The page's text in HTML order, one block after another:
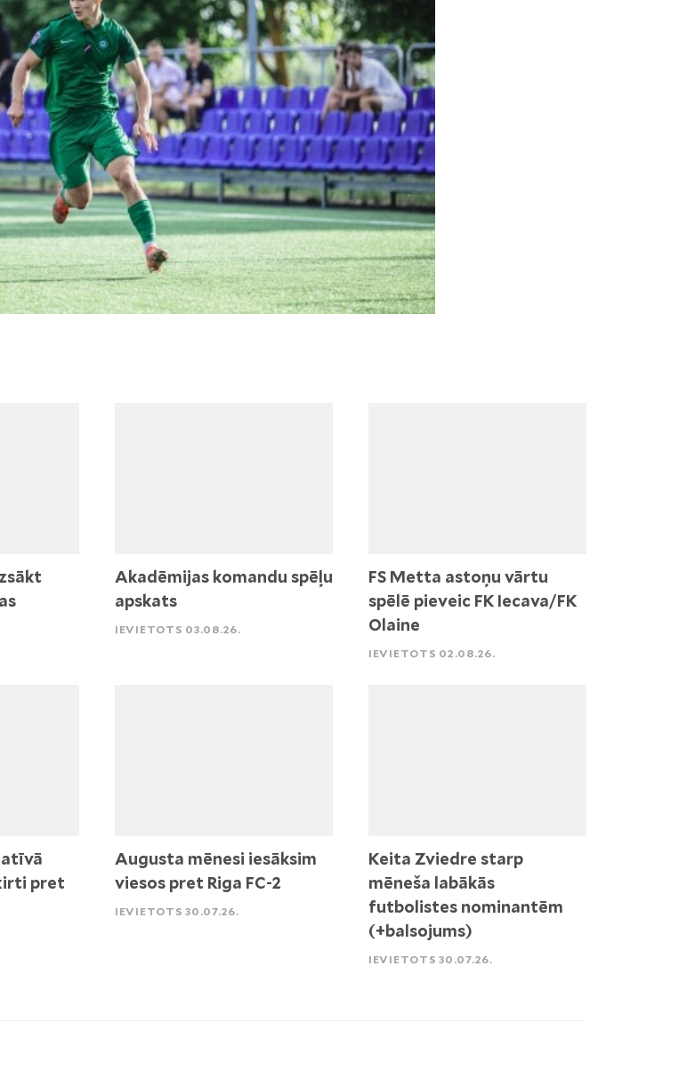
Akadēmijas komandu spēļu
apskats
IEVIETOTS 03.08.26.
FS Metta astoņu vārtu
spēlē pieveic FK Iecava/FK
Olaine
IEVIETOTS 02.08.26.
pret
Augusta mēnesi iesāksim
viesos pret Riga FC-2
IEVIETOTS 30.07.26.
Keita Zviedre starp
mēneša labākās
futbolistes nominantēm
(+balsojums)
IEVIETOTS 30.07.26.